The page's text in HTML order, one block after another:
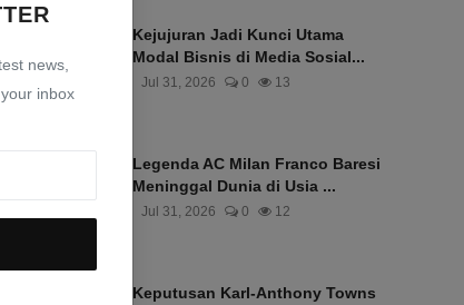
news,
inbox
Kejujuran Jadi Kunci Utama
Modal Bisnis di Media Sosial...
Jul 31, 2026 0 13
Legenda AC Milan Franco Baresi
Meninggal Dunia di Usia ...
Jul 31, 2026 0 12
Keputusan Karl-Anthony Towns